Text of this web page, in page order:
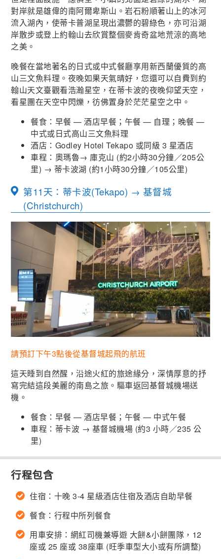
對岸就是雄偉的南阿爾卑斯山。岩石粉順著山上的冰河
流入湖內，使蒂卡普湖呈現出濃鬱的碧綠色，亦可沿湖
岸散步或登上約翰山去欣賞整個麥肯奇盆地荒涼的高地
之美。
晚餐在當地著名的日式或中式餐廳享用新西蘭優質的高
山三文魚料理。夜晚如果天氣晴好，您還可以自費到約
翰山天文臺觀看浩瀚星空，在蒂卡波的夜晚仰望天空，
看星團在天空中閃爍，彷佛置身於茫茫星空之中。
餐食：早餐 — 酒店早餐；午餐 — 自理；晚餐 —
中式或日式高山三文魚料理
酒店：Godley Hotel Tekapo 或同級 3 星酒店
車程：奧瑪魯→ 庫克山 (約2小時30分鐘／205公
里) → 蒂卡波湖 (約1小時30分鐘／105公里)
第11天：蒂卡波(Tekapo) → 基督城
(Christchurch)
請預訂下午3點後從基督城起飛的航班
這天睡到自然醒，沿途火紅的旅途緣分，深情厚意的抒
寫完結這段美麗的南島之旅。驅車返回基督城機場送
機。
餐食：早餐 — 酒店早餐；午餐 — 中式午餐
車程：蒂卡波 → 基督城機場 (約3 小時／235公
里)
行程包含
住宿：十晚 3-4 星級酒店住宿及酒店自助早餐
餐食：行程中所列餐食
用車安排：網紅司機兼導遊 大餅&小餅團隊，12
座或 25 座或 38座車 (旺季車型大小或有所調整)